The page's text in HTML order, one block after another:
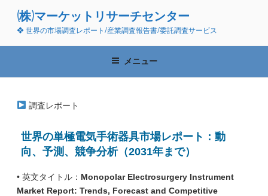
ン
(株)マーケットリサーチセンター
❖ 世界の市場調査レポート/産業調査報告書/委託調査サービス
メニュー
調査レポート
世界の単極電気手術器具市場レポート：動
向、予測、競争分析（2031年まで）
• 英文タイトル： Monopolar Electrosurgery Instrument
Market Report: Trends, Forecast and Competitive